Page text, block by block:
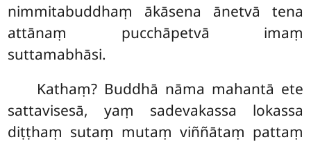
nimmitabuddhaṃ ākāsena ānetvā tena
attānaṃ pucchāpetvā imaṃ
suttamabhāsi.
Kathaṃ? Buddhā nāma mahantā ete
sattavisesā, yaṃ sadevakassa lokassa
diṭṭhaṃ sutaṃ mutaṃ viññātaṃ pattaṃ